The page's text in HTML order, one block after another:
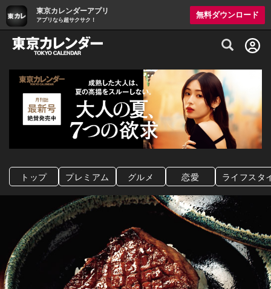
東京カレンダーアプリ
アプリなら超サクサク！
無料ダウンロード
グルメ情報・プレミアムレストラン予約
トップ プレミアム グルメ 恋愛 ライフスタ